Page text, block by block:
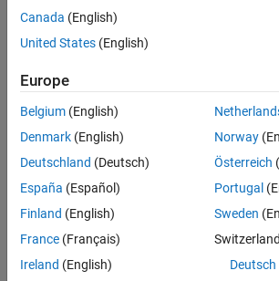
Enregistrer
sélectionnées
Les
descriptions
poste
n’ont
pas
été
Canada (English)
United States (English)
Europe
Belgium (English)
Denmark (English)
Deutschland (Deutsch)
España (Español)
Finland (English)
France (Français)
Ireland (English)
Norway
Österreich
Portugal
Sweden
Switzerland
Deutsch